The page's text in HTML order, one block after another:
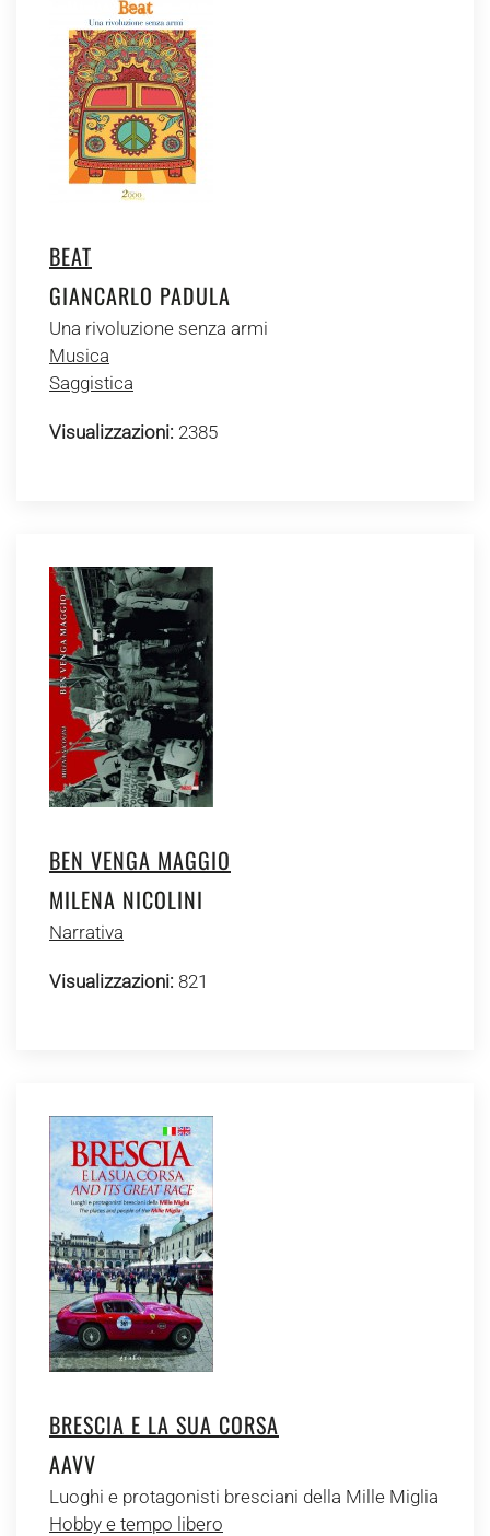
BEAT
GIANCARLO PADULA
Una rivoluzione senza armi
Musica
Saggistica
Visualizzazioni: 2385
BEN VENGA MAGGIO
MILENA NICOLINI
Narrativa
Visualizzazioni: 821
BRESCIA E LA SUA CORSA
AAVV
Luoghi e protagonisti bresciani della Mille Miglia
Hobby e tempo libero